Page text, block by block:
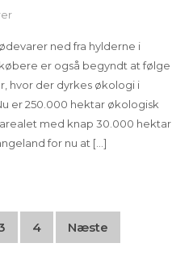
ned fra hylderne i
er også begyndt at følge
hvor der dyrkes økologi i
er 250.000 hektar økologisk
med knap 30.000 hektar
for nu at […]
4 Næste